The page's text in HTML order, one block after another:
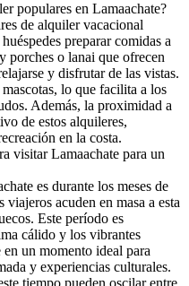
populares en Lamaachate?
de alquiler vacacional
preparar comidas a
porches o lanai que ofrecen
y disfrutar de las vistas.
lo que facilita a los
Además, la proximidad a
de estos alquileres,
en la costa.
visitar Lamaachate para un
es durante los meses de
acuden en masa a esta
Este período es
cálido y los vibrantes
un momento ideal para
y experiencias culturales.